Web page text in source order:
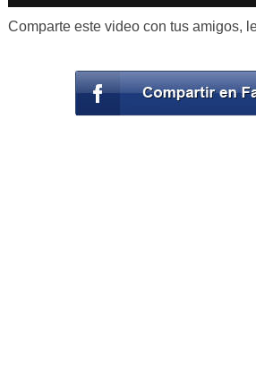
Comparte este video con tus amigos,